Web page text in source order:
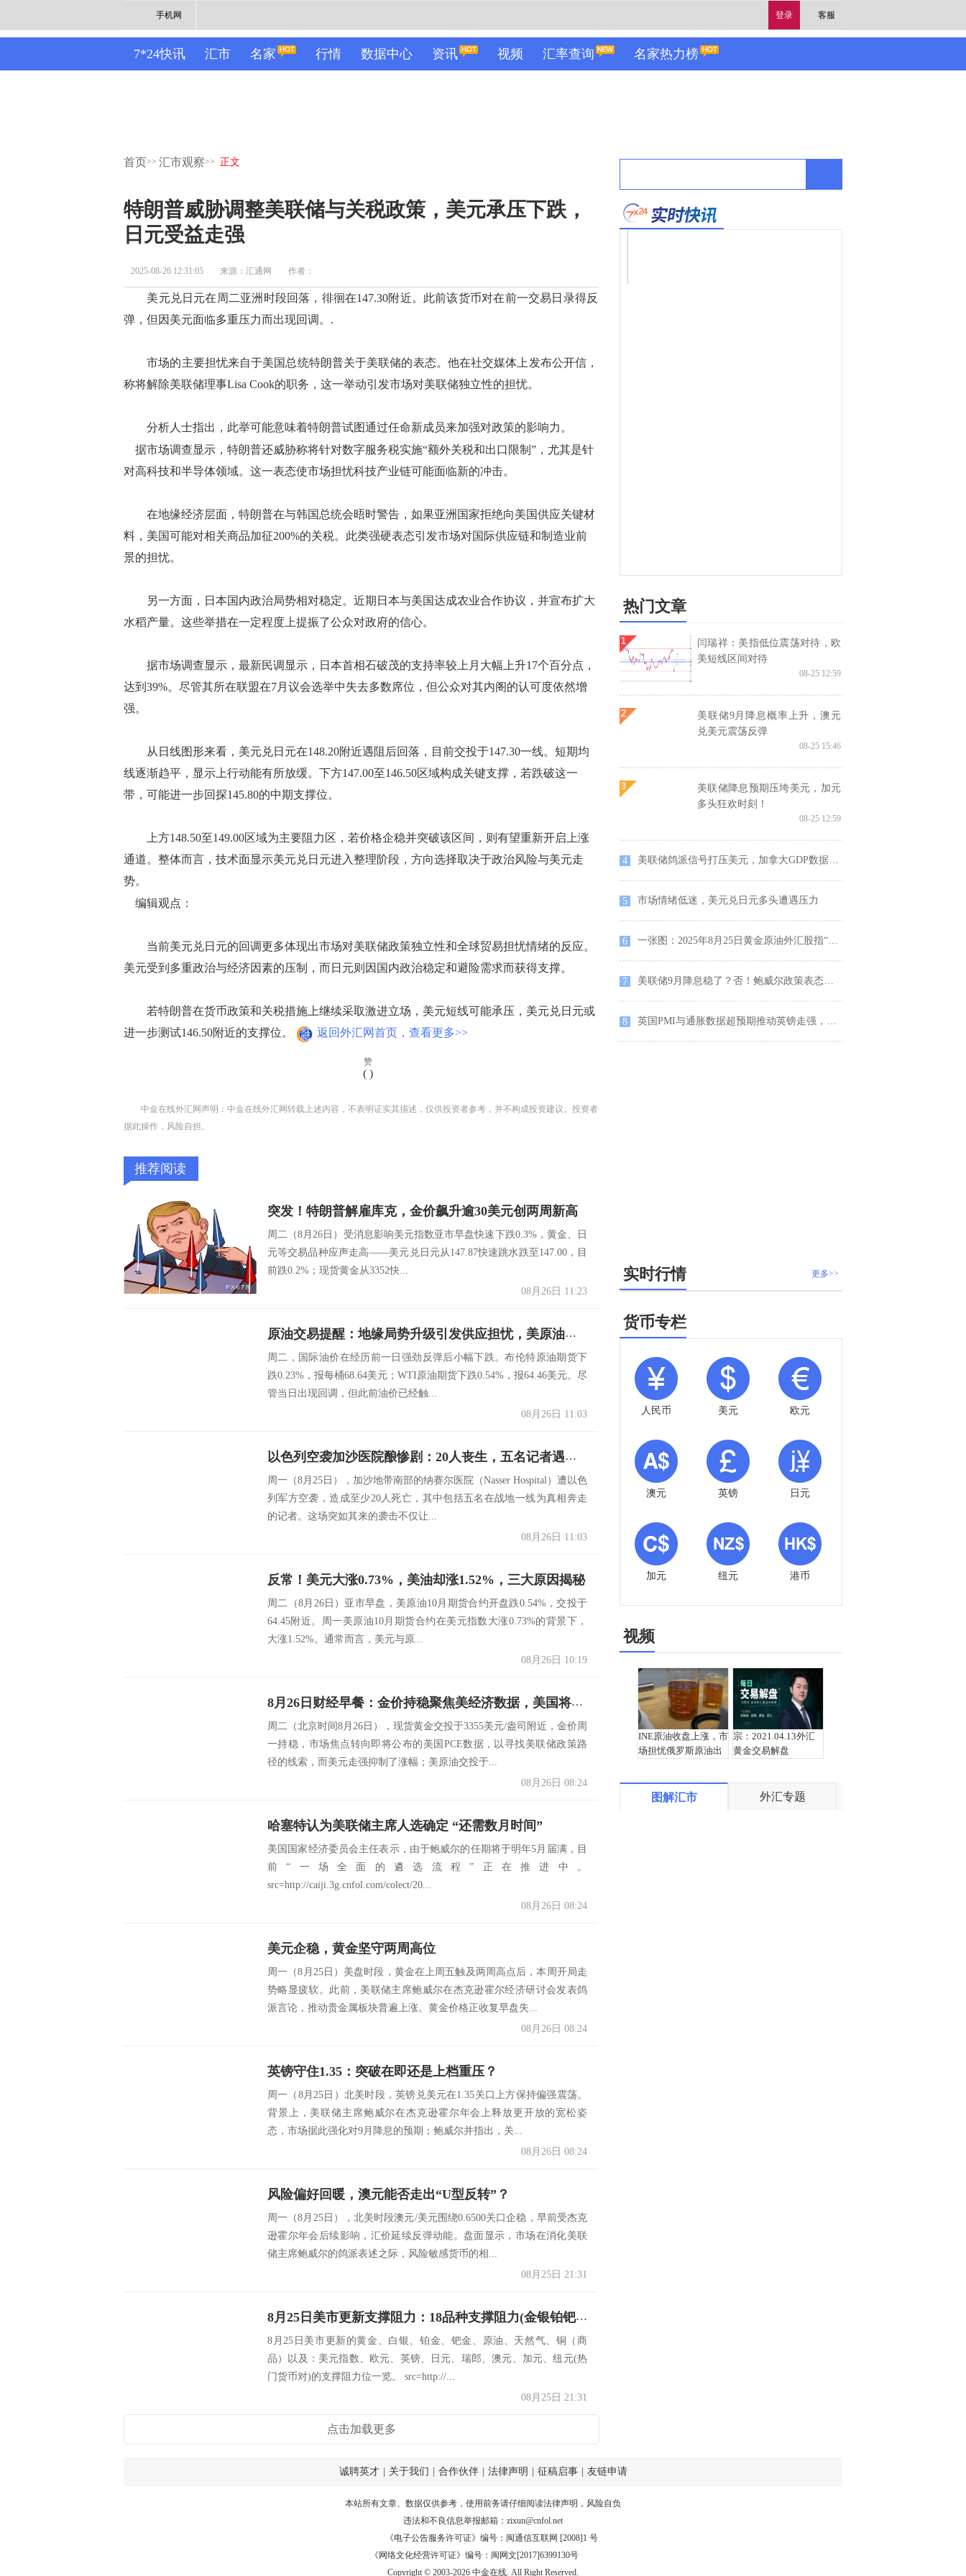
登录 客服
手机网
7*24快讯 汇市 名家 行情 数据中心 资讯 视频 汇率查询 名家热力榜
首页>> 汇市观察>> 正文
特朗普威胁调整美联储与关税政策，美元承压下跌，
日元受益走强
2025-08-26 12:31:05 来源：汇通网 作者：
美元兑日元在周二亚洲时段回落，徘徊在147.30附近。此前该货币对在前一交易日录得反
弹，但因美元面临多重压力而出现回调。.
市场的主要担忧来自于美国总统特朗普关于美联储的表态。他在社交媒体上发布公开信，
称将解除美联储理事Lisa Cook的职务，这一举动引发市场对美联储独立性的担忧。
分析人士指出，此举可能意味着特朗普试图通过任命新成员来加强对政策的影响力。
据市场调查显示，特朗普还威胁称将针对数字服务税实施“额外关税和出口限制”，尤其是针
对高科技和半导体领域。这一表态使市场担忧科技产业链可能面临新的冲击。
在地缘经济层面，特朗普在与韩国总统会晤时警告，如果亚洲国家拒绝向美国供应关键材
料，美国可能对相关商品加征200%的关税。此类强硬表态引发市场对国际供应链和制造业前
景的担忧。
另一方面，日本国内政治局势相对稳定。近期日本与美国达成农业合作协议，并宣布扩大
水稻产量。这些举措在一定程度上提振了公众对政府的信心。
据市场调查显示，最新民调显示，日本首相石破茂的支持率较上月大幅上升17个百分点，
达到39%。尽管其所在联盟在7月议会选举中失去多数席位，但公众对其内阁的认可度依然增
强。
从日线图形来看，美元兑日元在148.20附近遇阻后回落，目前交投于147.30一线。短期均
线逐渐趋平，显示上行动能有所放缓。下方147.00至146.50区域构成关键支撑，若跌破这一
带，可能进一步回探145.80的中期支撑位。
上方148.50至149.00区域为主要阻力区，若价格企稳并突破该区间，则有望重新开启上涨
通道。整体而言，技术面显示美元兑日元进入整理阶段，方向选择取决于政治风险与美元走
势。
编辑观点：
当前美元兑日元的回调更多体现出市场对美联储政策独立性和全球贸易担忧情绪的反应。
美元受到多重政治与经济因素的压制，而日元则因国内政治稳定和避险需求而获得支撑。
若特朗普在货币政策和关税措施上继续采取激进立场，美元短线可能承压，美元兑日元或
进一步测试146.50附近的支撑位。
返回外汇网首页，查看更多>>
赞
( )
中金在线外汇网声明：中金在线外汇网转载上述内容，不表明证实其描述，仅供投资者参考，并不构成投资建议。投资者
据此操作，风险自担。
推荐阅读
突发！特朗普解雇库克，金价飙升逾30美元创两周新高
周二（8月26日）受消息影响美元指数亚市早盘快速下跌0.3%，黄金、日
元等交易品种应声走高——美元兑日元从147.87快速跳水跌至147.00，目
前跌0.2%；现货黄金从3352快...
08月26日 11:23
原油交易提醒：地缘局势升级引发供应担忧，美原油延续反弹
周二，国际油价在经历前一日强劲反弹后小幅下跌。布伦特原油期货下
跌0.23%，报每桶68.64美元；WTI原油期货下跌0.54%，报64.46美元。尽
管当日出现回调，但此前油价已经触...
08月26日 11:03
以色列空袭加沙医院酿惨剧：20人丧生，五名记者遇难，国际社会震怒！
周一（8月25日），加沙地带南部的纳赛尔医院（Nasser Hospital）遭以色
列军方空袭，造成至少20人死亡，其中包括五名在战地一线为真相奔走
的记者。这场突如其来的袭击不仅让...
08月26日 11:03
反常！美元大涨0.73%，美油却涨1.52%，三大原因揭秘
周二（8月26日）亚市早盘，美原油10月期货合约开盘跌0.54%，交投于
64.45附近。周一美原油10月期货合约在美元指数大涨0.73%的背景下，
大涨1.52%。通常而言，美元与原...
08月26日 10:19
8月26日财经早餐：金价持稳聚焦美经济数据，美国将铜钾盐列入关键矿物清单，特朗普将对医药征收关税
周二（北京时间8月26日），现货黄金交投于3355美元/盎司附近，金价周
一持稳，市场焦点转向即将公布的美国PCE数据，以寻找美联储政策路
径的线索，而美元走强抑制了涨幅；美原油交投于...
08月26日 08:24
哈塞特认为美联储主席人选确定 “还需数月时间”
美国国家经济委员会主任表示，由于鲍威尔的任期将于明年5月届满，目
前“一场全面的遴选流程”正在推进中。
src=http://caiji.3g.cnfol.com/colect/20...
08月26日 08:24
美元企稳，黄金坚守两周高位
周一（8月25日）美盘时段，黄金在上周五触及两周高点后，本周开局走
势略显疲软。此前，美联储主席鲍威尔在杰克逊霍尔经济研讨会发表鸽
派言论，推动贵金属板块普遍上涨。黄金价格正收复早盘失...
08月26日 08:24
英镑守住1.35：突破在即还是上档重压？
周一（8月25日）北美时段，英镑兑美元在1.35关口上方保持偏强震荡。
背景上，美联储主席鲍威尔在杰克逊霍尔年会上释放更开放的宽松姿
态，市场据此强化对9月降息的预期；鲍威尔并指出，关...
08月26日 08:24
风险偏好回暖，澳元能否走出“U型反转”？
周一（8月25日），北美时段澳元/美元围绕0.6500关口企稳，早前受杰克
逊霍尔年会后续影响，汇价延续反弹动能。盘面显示，市场在消化美联
储主席鲍威尔的鸽派表述之际，风险敏感货币的相...
08月25日 21:31
8月25日美市更新支撑阻力：18品种支撑阻力(金银铂钯原油天然气铜及十大货币对)
8月25日美市更新的黄金、白银、铂金、钯金、原油、天然气、铜（商
品）以及：美元指数、欧元、英镑、日元、瑞郎、澳元、加元、纽元(热
门货币对)的支撑阻力位一览。 src=http://...
08月25日 21:31
点击加载更多
热门文章
闫瑞祥：美指低位震荡对待，欧
美短线区间对待
08-25 12:59
美联储9月降息概率上升，澳元
兑美元震荡反弹
08-25 15:46
美联储降息预期压垮美元，加元
多头狂欢时刻！
08-25 12:59
4 美联储鸽派信号打压美元，加拿大GDP数据在即，美元兑加元徘徊1.3820下方
5 市场情绪低迷，美元兑日元多头遭遇压力
6 一张图：2025年8月25日黄金原油外汇股指“枢纽点+多空持仓信号”一览
7 美联储9月降息稳了？否！鲍威尔政策表态仍暗藏玄机
8 英国PMI与通胀数据超预期推动英镑走强，欧元兑英镑维持区间震荡
更多>>
实时行情
货币专栏
人民币 美元 欧元
澳元 英镑 日元
加元 纽元 港币
视频
INE原油收盘上涨，市
场担忧俄罗斯原油出
宗：2021.04.13外汇
黄金交易解盘
图解汇市 外汇专题
诚聘英才 关于我们 合作伙伴 法律声明 征稿启事 友链申请
本站所有文章、数据仅供参考，使用前务请仔细阅读法律声明 ，风险自负
违法和不良信息举报邮箱： zixun@cnfol.net
《电子公告服务许可证》编号：闽通信互联网 [2008]1 号
《网络文化经营许可证》编号：闽网文[2017]6399130号
Copyright © 2003-2026 中金在线. All Right Reserved.